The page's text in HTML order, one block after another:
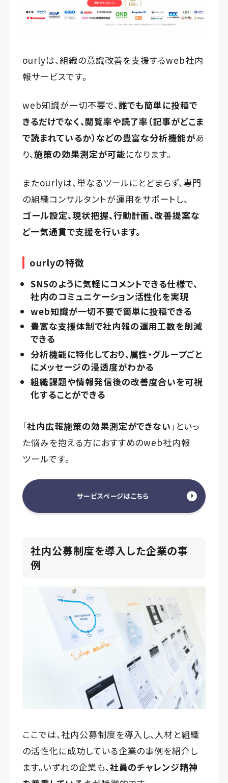
ourlyは、組織の意識改善を支援するweb社内
報サービスです。
web知識が一切不要で、誰でも簡単に投稿で
きるだけでなく、閲覧率や読了率（記事がどこま
で読まれているか）などの豊富な分析機能があ
り、施策の効果測定が可能になります。
またourlyは、単なるツールにとどまらず、専門
の組織コンサルタントが運用をサポートし、
ゴール設定、現状把握、行動計画、改善提案な
ど一気通貫で支援を行います。
ourlyの特徴
SNSのように気軽にコメントできる仕様で、
社内のコミュニケーション活性化を実現
web知識が一切不要で簡単に投稿できる
豊富な支援体制で社内報の運用工数を削減
できる
分析機能に特化しており、属性・グループごと
にメッセージの浸透度がわかる
組織課題や情報発信後の改善度合いを可視
化することができる
「社内広報施策の効果測定ができない 」といっ
た悩みを抱える方におすすめのweb社内報
ツールです。
サービスページはこちら
社内公募制度を導入した企業の事
例
ここでは、社内公募制度を導入し、人材と組織
の活性化に成功している企業の事例を紹介し
ます。いずれの企業も、社員のチャレンジ精神